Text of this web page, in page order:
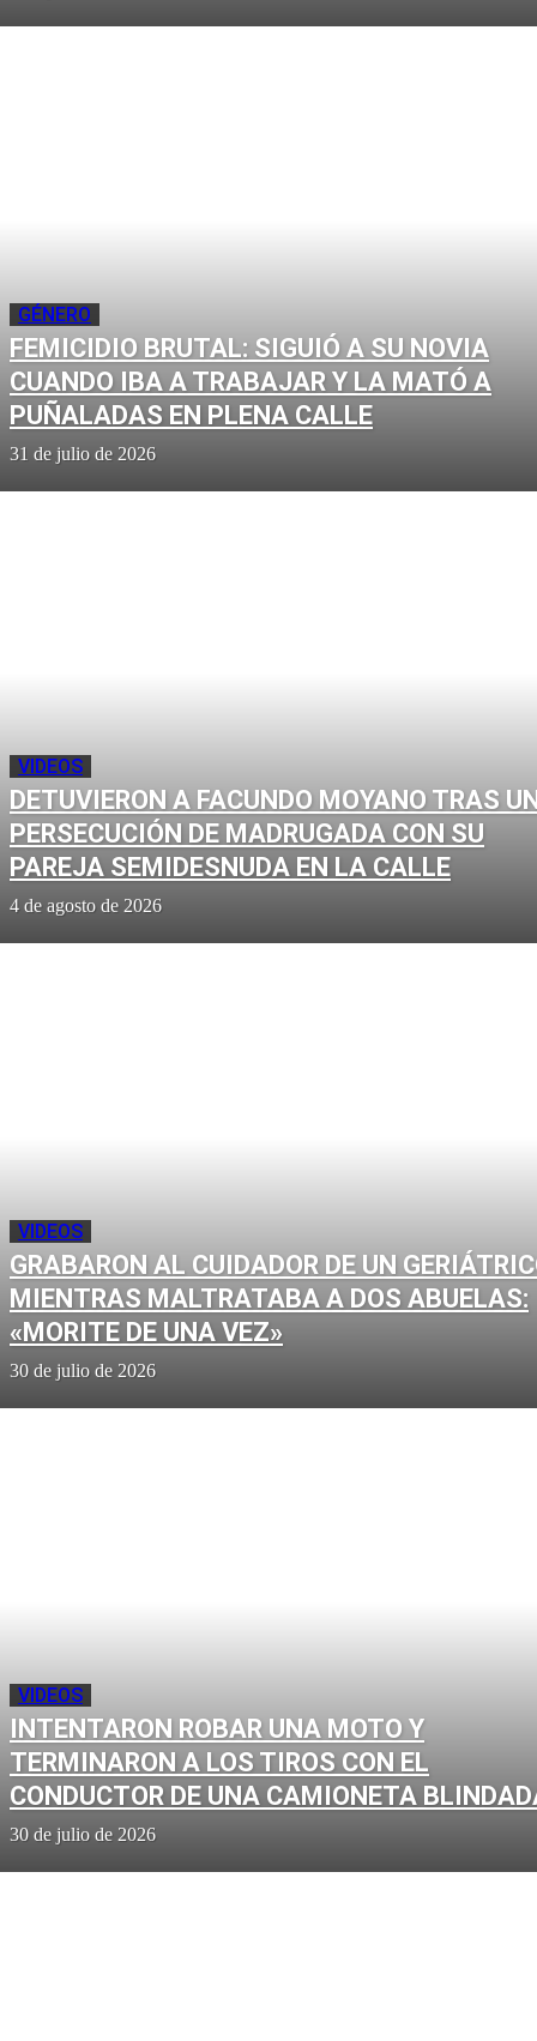
GÉNERO
FEMICIDIO BRUTAL: SIGUIÓ A SU NOVIA
CUANDO IBA A TRABAJAR Y LA MATÓ A
PUÑALADAS EN PLENA CALLE
31 de julio de 2026
VIDEOS
DETUVIERON A FACUNDO MOYANO TRAS
PERSECUCIÓN DE MADRUGADA CON SU
PAREJA SEMIDESNUDA EN LA CALLE
4 de agosto de 2026
VIDEOS
GRABARON AL CUIDADOR DE UN
MIENTRAS MALTRATABA A DOS ABUELAS:
«MORITE DE UNA VEZ»
30 de julio de 2026
VIDEOS
INTENTARON ROBAR UNA MOTO Y
TERMINARON A LOS TIROS CON EL
CONDUCTOR DE UNA CAMIONETA
30 de julio de 2026